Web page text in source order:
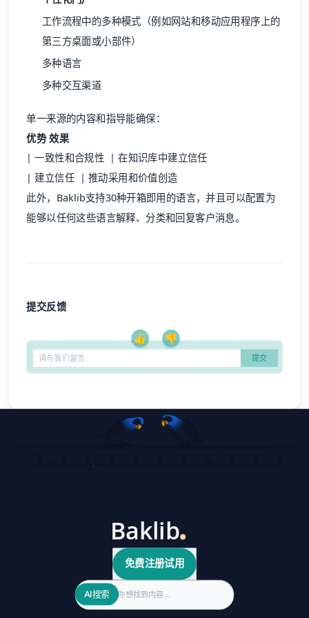
工作流程中的多种模式（例如网站和移动应用程序上的
第三方桌面或小部件）
多种语言
多种交互渠道
单一来源的内容和指导能确保：
优势 效果
| 一致性和合规性 | 在知识库中建立信任
| 建立信任 | 推动采用和价值创造
此外， Baklib支持30种开箱即用的语言，并且可以配置为
能够以任何这些语言解释、分类和回复客户消息。
提交反馈
👍 👎
免费注册试用
Search
AI搜索